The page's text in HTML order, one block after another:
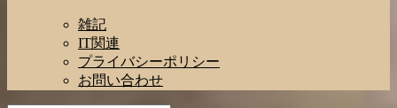
雑記
IT関連
プライバシーポリシー
お問い合わせ